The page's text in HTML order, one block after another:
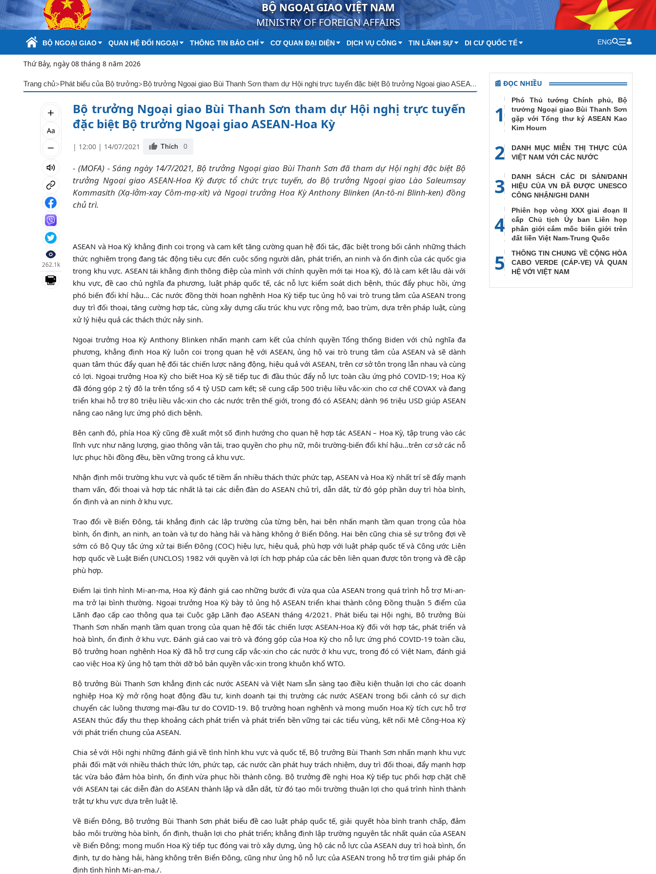
Skip to Main Content BỘ NGOẠI GIAO VIỆT NAM
MINISTRY OF FOREIGN AFFAIRS
BỘ NGOẠI GIAO QUAN HỆ ĐỐI NGOẠI THÔNG TIN BÁO CHÍ CƠ QUAN ĐẠI DIỆN DỊCH VỤ CÔNG TIN LÃNH SỰ DI CƯ QUỐC TẾ ENG
Thứ Bảy, ngày 08 tháng 8 năm 2026
Trang chủ>Phát biểu của Bộ trưởng> Bộ trưởng Ngoại giao Bùi Thanh Sơn tham dự Hội nghị trực tuyến đặc biệt Bộ trưởng Ngoại giao ASEAN-Hoa Kỳ
Aa
262.1k
Bộ trưởng Ngoại giao Bùi Thanh Sơn tham dự Hội nghị trực tuyến
đặc biệt Bộ trưởng Ngoại giao ASEAN-Hoa Kỳ
| 12:00 | 14/07/2021 Thích 0
- (MOFA) - Sáng ngày 14/7/2021, Bộ trưởng Ngoại giao Bùi Thanh Sơn đã tham dự Hội nghị đặc biệt Bộ
trưởng Ngoại giao ASEAN-Hoa Kỳ được tổ chức trực tuyến, do Bộ trưởng Ngoại giao Lào Saleumsay
Kommasith (Xạ-lởm-xay Côm-mạ-xít) và Ngoại trưởng Hoa Kỳ Anthony Blinken (An-tô-ni Blinh-ken) đồng
chủ trì.
ASEAN và Hoa Kỳ khẳng định coi trọng và cam kết tăng cường quan hệ đối tác, đặc biệt trong bối cảnh những thách
thức nghiêm trọng đang tác động tiêu cực đến cuộc sống người dân, phát triển, an ninh và ổn định của các quốc gia
trong khu vực. ASEAN tái khẳng định thông điệp của mình với chính quyền mới tại Hoa Kỳ, đó là cam kết lâu dài với
khu vực, đề cao chủ nghĩa đa phương, luật pháp quốc tế, các nỗ lực kiểm soát dịch bệnh, thúc đẩy phục hồi, ứng
phó biến đổi khí hậu… Các nước đồng thời hoan nghênh Hoa Kỳ tiếp tục ủng hộ vai trò trung tâm của ASEAN trong
duy trì đối thoại, tăng cường hợp tác, cùng xây dựng cấu trúc khu vực rộng mở, bao trùm, dựa trên pháp luật, cùng
xử lý hiệu quả các thách thức nảy sinh.
Ngoại trưởng Hoa Kỳ Anthony Blinken nhấn mạnh cam kết của chính quyền Tổng thống Biden với chủ nghĩa đa
phương, khẳng định Hoa Kỳ luôn coi trọng quan hệ với ASEAN, ủng hộ vai trò trung tâm của ASEAN và sẽ dành
quan tâm thúc đẩy quan hệ đối tác chiến lược năng động, hiệu quả với ASEAN, trên cơ sở tôn trọng lẫn nhau và cùng
có lợi. Ngoại trưởng Hoa Kỳ cho biết Hoa Kỳ sẽ tiếp tục đi đầu thúc đẩy nỗ lực toàn cầu ứng phó COVID-19; Hoa Kỳ
đã đóng góp 2 tỷ đô la trên tổng số 4 tỷ USD cam kết; sẽ cung cấp 500 triệu liều vắc-xin cho cơ chế COVAX và đang
triển khai hỗ trợ 80 triệu liều vắc-xin cho các nước trên thế giới, trong đó có ASEAN; dành 96 triệu USD giúp ASEAN
nâng cao năng lực ứng phó dịch bệnh.
Bên cạnh đó, phía Hoa Kỳ cũng đề xuất một số định hướng cho quan hệ hợp tác ASEAN – Hoa Kỳ, tập trung vào các
lĩnh vực như năng lượng, giao thông vận tải, trao quyền cho phụ nữ, môi trường-biến đổi khí hậu…trên cơ sở các nỗ
lực phục hồi đồng đều, bền vững trong cả khu vực.
Nhận định môi trường khu vực và quốc tế tiềm ẩn nhiều thách thức phức tạp, ASEAN và Hoa Kỳ nhất trí sẽ đẩy mạnh
tham vấn, đối thoại và hợp tác nhất là tại các diễn đàn do ASEAN chủ trì, dẫn dắt, từ đó góp phần duy trì hòa bình,
ổn định và an ninh ở khu vực.
Trao đổi về Biển Đông, tái khẳng định các lập trường của từng bên, hai bên nhấn mạnh tầm quan trọng của hòa
bình, ổn định, an ninh, an toàn và tự do hàng hải và hàng không ở Biển Đông. Hai bên cũng chia sẻ sự trông đợi về
sớm có Bộ Quy tắc ứng xử tại Biển Đông (COC) hiệu lực, hiệu quả, phù hợp với luật pháp quốc tế và Công ước Liên
hợp quốc về Luật Biển (UNCLOS) 1982 với quyền và lợi ích hợp pháp của các bên liên quan được tôn trọng và đề cập
phù hợp.
Điểm lại tình hình Mi-an-ma, Hoa Kỳ đánh giá cao những bước đi vừa qua của ASEAN trong quá trình hỗ trợ Mi-an-
ma trở lại bình thường. Ngoại trưởng Hoa Kỳ bày tỏ ủng hộ ASEAN triển khai thành công Đồng thuận 5 điểm của
Lãnh đạo cấp cao thông qua tại Cuộc gặp Lãnh đạo ASEAN tháng 4/2021. Phát biểu tại Hội nghị, Bộ trưởng Bùi
Thanh Sơn nhấn mạnh tầm quan trọng của quan hệ đối tác chiến lược ASEAN-Hoa Kỳ đối với hợp tác, phát triển và
hoà bình, ổn định ở khu vực. Đánh giá cao vai trò và đóng góp của Hoa Kỳ cho nỗ lực ứng phó COVID-19 toàn cầu,
Bộ trưởng hoan nghênh Hoa Kỳ đã hỗ trợ cung cấp vắc-xin cho các nước ở khu vực, trong đó có Việt Nam, đánh giá
cao việc Hoa Kỳ ủng hộ tạm thời dỡ bỏ bản quyền vắc-xin trong khuôn khổ WTO.
Bộ trưởng Bùi Thanh Sơn khẳng định các nước ASEAN và Việt Nam sẵn sàng tạo điều kiện thuận lợi cho các doanh
nghiệp Hoa Kỳ mở rộng hoạt động đầu tư, kinh doanh tại thị trường các nước ASEAN trong bối cảnh có sự dịch
chuyển các luồng thương mại-đầu tư do COVID-19. Bộ trưởng hoan nghênh và mong muốn Hoa Kỳ tích cực hỗ trợ
ASEAN thúc đẩy thu thẹp khoảng cách phát triển và phát triển bền vững tại các tiểu vùng, kết nối Mê Công-Hoa Kỳ
với phát triển chung của ASEAN.
Chia sẻ với Hội nghị những đánh giá về tình hình khu vực và quốc tế, Bộ trưởng Bùi Thanh Sơn nhấn mạnh khu vực
phải đối mặt với nhiều thách thức lớn, phức tạp, các nước cần phát huy trách nhiệm, duy trì đối thoại, đẩy mạnh hợp
tác vừa bảo đảm hòa bình, ổn định vừa phục hồi thành công. Bộ trưởng đề nghị Hoa Kỳ tiếp tục phối hợp chặt chẽ
với ASEAN tại các diễn đàn do ASEAN thành lập và dẫn dắt, từ đó tạo môi trường thuận lợi cho quá trình hình thành
trật tự khu vực dựa trên luật lệ.
Về Biển Đông, Bộ trưởng Bùi Thanh Sơn phát biểu đề cao luật pháp quốc tế, giải quyết hòa bình tranh chấp, đảm
bảo môi trường hòa bình, ổn định, thuận lợi cho phát triển; khẳng định lập trường nguyên tắc nhất quán của ASEAN
về Biển Đông; mong muốn Hoa Kỳ tiếp tục đóng vai trò xây dựng, ủng hộ các nỗ lực của ASEAN duy trì hoà bình, ổn
định, tự do hàng hải, hàng không trên Biển Đông, cũng như ủng hộ nỗ lực của ASEAN trong hỗ trợ tìm giải pháp ổn
định tình hình Mi-an-ma./.
📰 ĐỌC NHIỀU
1
Phó Thủ tướng Chính phủ, Bộ
trưởng Ngoại giao Bùi Thanh Sơn
gặp với Tổng thư ký ASEAN Kao
Kim Hourn
2
DANH MỤC MIỄN THỊ THỰC CỦA
VIỆT NAM VỚI CÁC NƯỚC
3
DANH SÁCH CÁC DI SẢN/DANH
HIỆU CỦA VN ĐÃ ĐƯỢC UNESCO
CÔNG NHẬN/GHI DANH
4
Phiên họp vòng XXX giai đoạn II
cấp Chủ tịch Ủy ban Liên họp
phân giới cắm mốc biên giới trên
đất liền Việt Nam-Trung Quốc
5
THÔNG TIN CHUNG VỀ CỘNG HÒA
CABO VERDE (CÁP-VE) VÀ QUAN
HỆ VỚI VIỆT NAM